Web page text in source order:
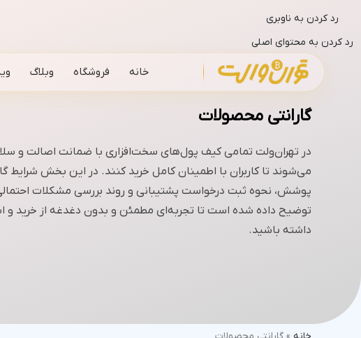
خانه فروشگاه وبلاگ
رد کردن به ناوبری
رد کردن به محتوای اصلی
گارانتی محصولات
در تهران‌ولت تمامی کیف پول‌های سخت‌افزاری با ضمانت اصالت و
می‌شوند تا کاربران با اطمینان کامل خرید کنند. در این بخش شرایط
پوشش، نحوه ثبت درخواست پشتیبانی و روند بررسی مشکلات
توضیح داده شده است تا تجربه‌ای مطمئن و بدون دغدغه از خرید و
داشته باشید.